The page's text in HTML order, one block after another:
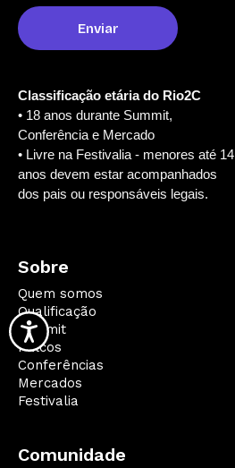
Classificação etária do Rio2C
• 18 anos durante Summit,
Conferência e Mercado
• Livre na Festivalia - menores até 14
anos devem estar acompanhados
dos pais ou responsáveis legais.
Sobre
Quem somos
Qualificação
Summit
Palcos
Conferências
Mercados
Festivalia
Comunidade